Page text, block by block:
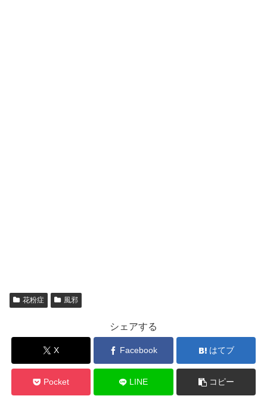
花粉症 風邪
シェアする
X Facebook はてブ
Pocket LINE コピー